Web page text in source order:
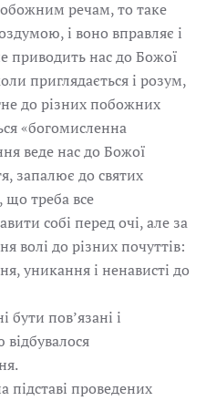
речам, то таке
і воно вправляє і
приводить нас до Божої
приглядається і розум,
до різних побожних
«богомисленна
веде нас до Божої
запалює до святих
що треба все
собі перед очі, але за
волі до різних почуттів:
уникання і ненависті до
бути пов’язані і
підставі проведених